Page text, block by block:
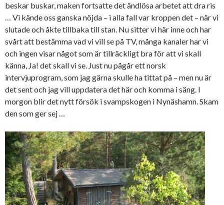
beskar buskar, maken fortsatte det ändlösa arbetet att dra ris
… Vi kände oss ganska nöjda – i alla fall var kroppen det – när vi
slutade och åkte tillbaka till stan. Nu sitter vi här inne och har
svårt att bestämma vad vi vill se på TV, många kanaler har vi
och ingen visar något som är tillräckligt bra för att vi skall
känna, Ja! det skall vi se. Just nu pågår ett norsk
intervjuprogram, som jag gärna skulle ha tittat på – men nu är
det sent och jag vill uppdatera det här och komma i säng. I
morgon blir det nytt försök i svampskogen i Nynäshamn. Skam
den som ger sej …